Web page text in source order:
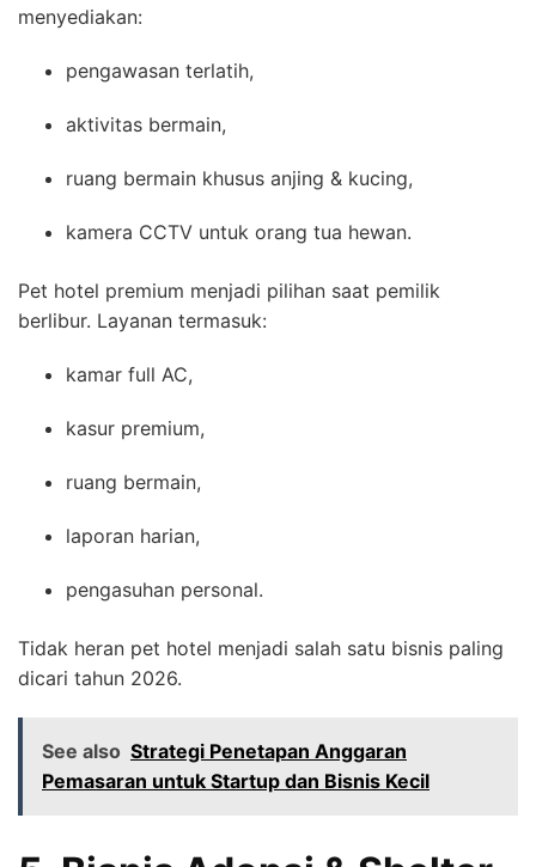
menyediakan:
pengawasan terlatih,
aktivitas bermain,
ruang bermain khusus anjing & kucing,
kamera CCTV untuk orang tua hewan.
Pet hotel premium menjadi pilihan saat pemilik
berlibur. Layanan termasuk:
kamar full AC,
kasur premium,
ruang bermain,
laporan harian,
pengasuhan personal.
Tidak heran pet hotel menjadi salah satu bisnis paling
dicari tahun 2026.
See also Strategi Penetapan Anggaran
Pemasaran untuk Startup dan Bisnis Kecil